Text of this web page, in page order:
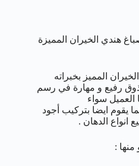
هندي الخيران المميزة
المميز بخبراته
ذوق رفيع و مهارة في رسم
العميل سواء
يقوم ايضا بتركيب أجود
انواع الدهان .
منها :